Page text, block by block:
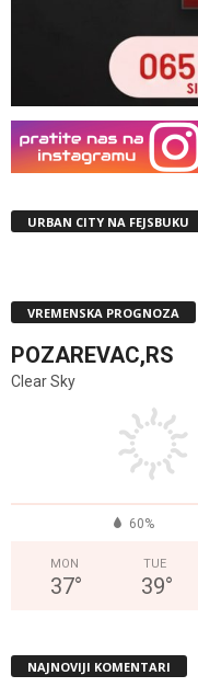
URBAN CITY NA FEJSBUKU
VREMENSKA PROGNOZA
POZAREVAC,RS
Clear Sky
60%
MON
37°
TUE
39°
NAJNOVIJI KOMENTARI